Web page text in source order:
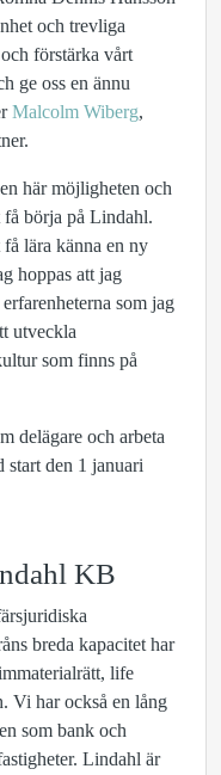
och trevliga
förstärka vårt
ge oss en ännu
Malcolm Wiberg,
här möjligheten och
börja på Lindahl.
lära känna en ny
hoppas att jag
som jag
utveckla
som finns på
delägare och arbeta
den 1 januari
KB
breda kapacitet har
life
Vi har också en lång
som bank och
Lindahl är